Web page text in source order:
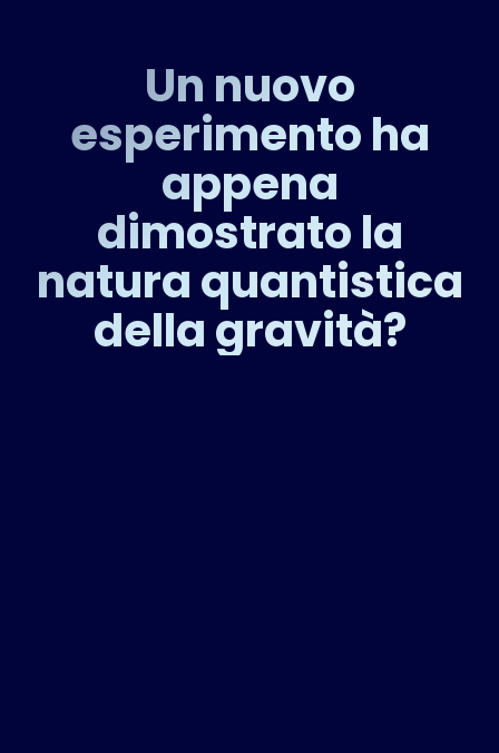
Un nuovo
esperimento ha
appena
dimostrato la
natura quantistica
della gravità?